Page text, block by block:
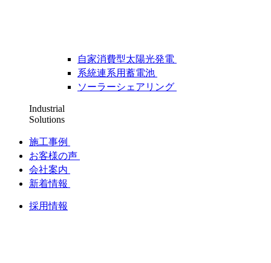
自家消費型太陽光発電
系統連系用蓄電池
ソーラーシェアリング
Industrial
Solutions
施工事例
お客様の声
会社案内
新着情報
採用情報